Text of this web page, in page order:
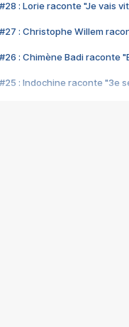
#28 : Lorie raconte "Je vais
#27 : Christophe Willem
#26 : Chimène Badi raconte
#25 : Indochine raconte "3e